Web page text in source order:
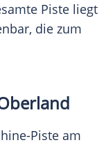
Piste liegt
die zum
Piste am